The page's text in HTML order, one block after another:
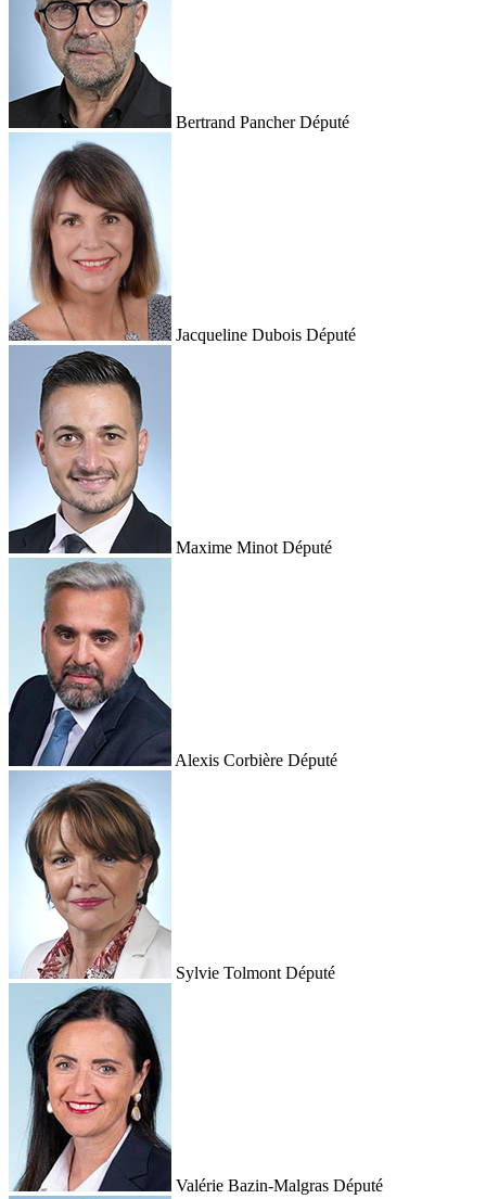
Bertrand Pancher Député
Jacqueline Dubois Député
Maxime Minot Député
Alexis Corbière Député
Sylvie Tolmont Député
Valérie Bazin-Malgras Député